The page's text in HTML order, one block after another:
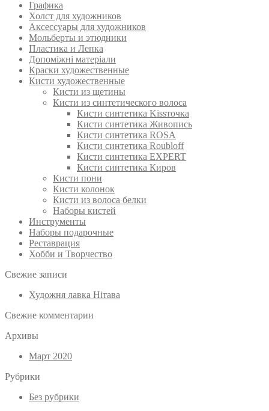
Графика
Холст для художников
Аксессуары для художников
Мольберты и этюдники
Пластика и Лепка
Допоміжні матеріали
Краски художественные
Кисти художественные
Кисти из щетины
Кисти из синтетического волоса
Кисти синтетика Kissточка
Кисти синтетика Живопись
Кисти синтетика ROSA
Кисти синтетика Roubloff
Кисти синтетика EXPERT
Кисти синтетика Киров
Кисти пони
Кисти колонок
Кисти из волоса белки
Наборы кистей
Инструменты
Наборы подарочные
Реставрация
Хобби и Творчество
Свежие записи
Художня лавка Нітава
Свежие комментарии
Архивы
Март 2020
Рубрики
Без рубрики